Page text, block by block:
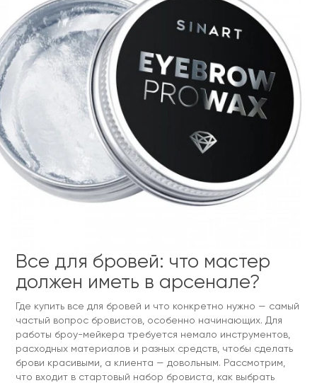
Все для бровей: что мастер
должен иметь в арсенале?
Где купить все для бровей и что конкретно нужно — самый
частый вопрос бровистов, особенно начинающих. Для
работы броу-мейкера требуется немало инструментов,
расходных материалов и разных средств, чтобы сделать
брови красивыми, а клиента — довольным. Рассмотрим,
что входит в стартовый набор бровиста, как выбрать